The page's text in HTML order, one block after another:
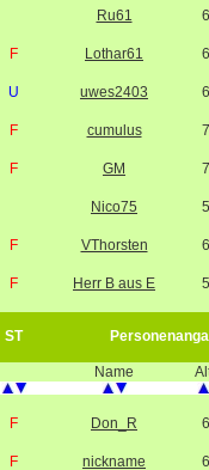
Ru61
F Lothar61
U uwes2403
F cumulus
F GM
Nico75
F VThorsten
F Herr B aus E
ST
Name
F Don_R
F nickname